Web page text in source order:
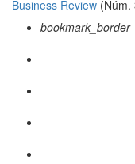
Business Review (Núm.
bookmark_border